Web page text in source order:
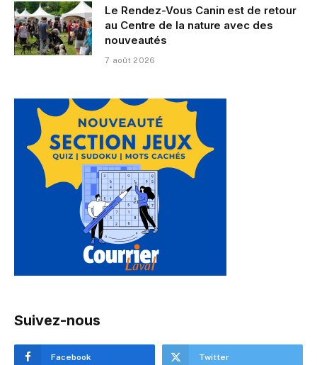
Le Rendez-Vous Canin est de retour
au Centre de la nature avec des
nouveautés
7 août 2026
Suivez-nous
Facebook Twitter